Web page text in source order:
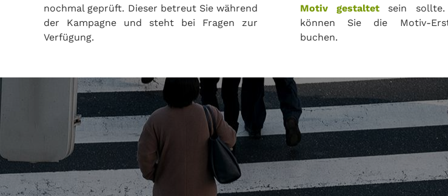
nochmal geprüft. Dieser betreut Sie während
der Kampagne und steht bei Fragen zur
Verfügung.
Motiv gestaltet sein sollte.
können Sie die Motiv-
buchen.